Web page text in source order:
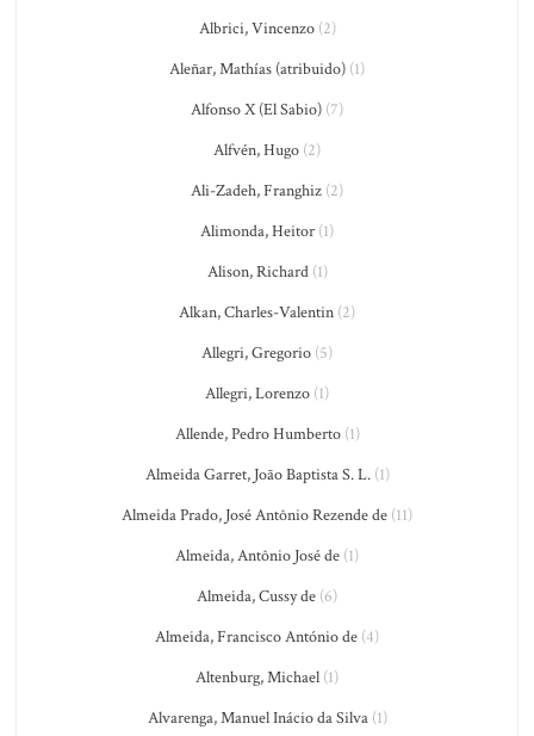
Albrici, Vincenzo(2)
Aleñar, Mathías (atribuido) (1)
Alfonso X (El Sabio) (7)
Alfvén, Hugo (2)
Ali-Zadeh, Franghiz (2)
Alimonda, Heitor (1)
Alison, Richard(1)
Alkan, Charles-Valentin (2)
Allegri, Gregorio (5)
Allegri, Lorenzo (1)
Allende, Pedro Humberto(1)
Almeida Garret, João Baptista S. L.(1)
Almeida Prado, José Antônio Rezende de (11)
Almeida, Antônio José de (1)
Almeida, Cussy de (6)
Almeida, Francisco António de (4)
Altenburg, Michael (1)
Alvarenga, Manuel Inácio da Silva(1)